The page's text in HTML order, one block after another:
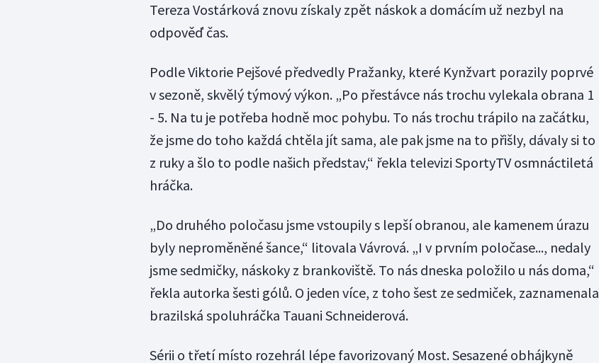
Tereza Vostárková znovu získaly zpět náskok a domácím už nezbyl na
odpověď čas.
Podle Viktorie Pejšové předvedly Pražanky, které Kynžvart porazily poprvé
v sezoně, skvělý týmový výkon. „Po přestávce nás trochu vylekala obrana 1
- 5. Na tu je potřeba hodně moc pohybu. To nás trochu trápilo na začátku,
že jsme do toho každá chtěla jít sama, ale pak jsme na to přišly, dávaly si to
z ruky a šlo to podle našich představ,“ řekla televizi SportyTV osmnáctiletá
hráčka.
„Do druhého poločasu jsme vstoupily s lepší obranou, ale kamenem úrazu
byly neproměněné šance,“ litovala Vávrová. „I v prvním poločase..., nedaly
jsme sedmičky, náskoky z brankoviště. To nás dneska položilo u nás doma,“
řekla autorka šesti gólů. O jeden více, z toho šest ze sedmiček, zaznamenala
brazilská spoluhráčka Tauani Schneiderová.
Sérii o třetí místo rozehrál lépe favorizovaný Most. Sesazené obhájkyně